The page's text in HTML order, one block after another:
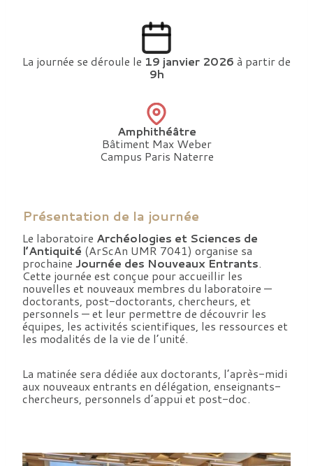
La journée se déroule le 19 janvier 2026 à partir de
9h
Amphithéâtre
Bâtiment Max Weber
Campus Paris Naterre
Présentation de la journée
Le laboratoire Archéologies et Sciences de
l’Antiquité (ArScAn UMR 7041) organise sa
prochaine Journée des Nouveaux Entrants.
Cette journée est conçue pour accueillir les
nouvelles et nouveaux membres du laboratoire —
doctorants, post-doctorants, chercheurs, et
personnels — et leur permettre de découvrir les
équipes, les activités scientifiques, les ressources et
les modalités de la vie de l’unité.
La matinée sera dédiée aux doctorants, l’après-midi
aux nouveaux entrants en délégation, enseignants-
chercheurs, personnels d’appui et post-doc.